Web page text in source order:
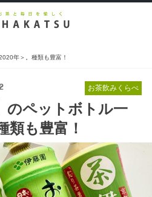
年＞。種類も豊富！
お茶飲みくらべ
のペットボトル一
類も豊富！